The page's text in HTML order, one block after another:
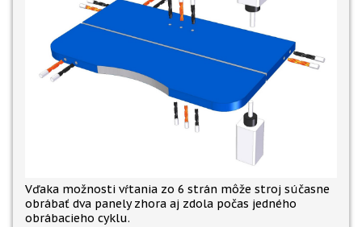
Vďaka možnosti vŕtania zo 6 strán môže stroj súčasne
obrábať dva panely zhora aj zdola počas jedného
obrábacieho cyklu.